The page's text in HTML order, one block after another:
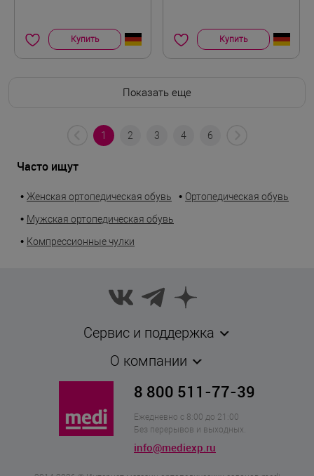
Купить Купить
Показать еще
1 2 3 4 6
Часто ищут
• Женская ортопедическая обувь • Ортопедическая обувь
• Мужская ортопедическая обувь
• Компрессионные чулки
Сервис и поддержка
О компании
8 800 511-77-39
Ежедневно с 8:00 до 21:00
Без перерывов и выходных.
info@mediexp.ru